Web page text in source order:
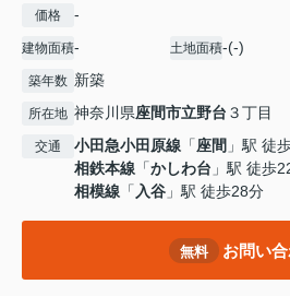
価格 -
建物面積- 土地面積-(-)
築年数 新築
所在地 神奈川県座間市立野台 ３丁目
交通 小田急小田原線 「座間 」駅 徒
相鉄本線 「かしわ台 」駅 徒歩
相模線 「入谷 」駅 徒歩28分
無料 お問い